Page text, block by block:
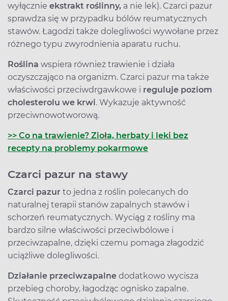
wyłącznie ekstrakt roślinny, a nie lek). Czarci pazur
sprawdza się w przypadku bólów reumatycznych
stawów. Łagodzi także dolegliwości wywołane przez
różnego typu zwyrodnienia aparatu ruchu.
Roślina wspiera również trawienie i działa
oczyszczająco na organizm. Czarci pazur ma także
właściwości przeciwdrgawkowe i reguluje poziom
cholesterolu we krwi. Wykazuje aktywność
przeciwnowotworową.
>> Co na trawienie? Zioła, herbaty i leki bez
recepty na problemy pokarmowe
Czarci pazur na stawy
Czarci pazur to jedna z roślin polecanych do
naturalnej terapii stanów zapalnych stawów i
schorzeń reumatycznych. Wyciąg z rośliny ma
bardzo silne właściwości przeciwbólowe i
przeciwzapalne, dzięki czemu pomaga złagodzić
uciążliwe dolegliwości.
Działanie przeciwzapalne dodatkowo wycisza
przebieg choroby, łagodząc ognisko zapalne.